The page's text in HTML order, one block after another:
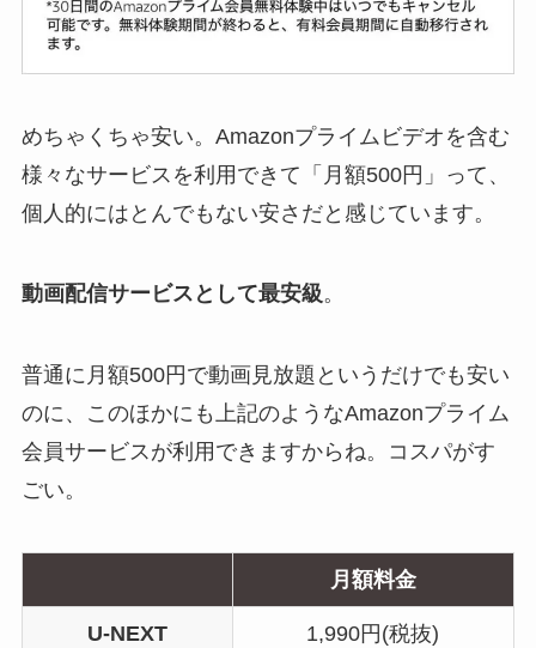
めちゃくちゃ安い。Amazonプライムビデオを含む
様々なサービスを利用できて「月額500円」って、
個人的にはとんでもない安さだと感じています。
動画配信サービスとして最安級。
普通に月額500円で動画見放題というだけでも安い
のに、このほかにも上記のようなAmazonプライム
会員サービスが利用できますからね。コスパがす
ごい。
月額料金
U-NEXT 1,990円(税抜)